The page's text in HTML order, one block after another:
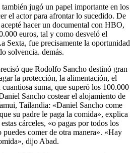
jugó un papel importante en los
el actor para afrontar lo sucedido. De
hacer un documental con HBO,
euros, tal y como desveló el
Sexta, fue precisamente la oportunidad
solvencia. demás.
que Rodolfo Sancho destinó gran
la protección, la alimentación, el
suma, que superó los 100.000
Sancho costear el alojamiento de
Tailandia: «Daniel Sancho come
su padre le paga la comida», explica
cárceles, «o pagas por todos los
comer de otra manera». «Hay
dijo Abad.